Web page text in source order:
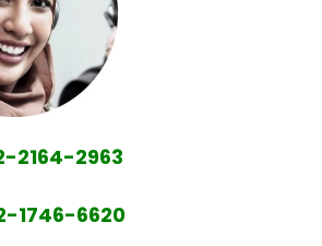
2164-2963
1746-6620